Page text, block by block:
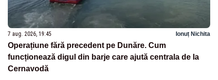
7 aug. 2026, 19:45 Ionuț Nichita
Operațiune fără precedent pe Dunăre. Cum
funcționează digul din barje care ajută centrala de la
Cernavodă